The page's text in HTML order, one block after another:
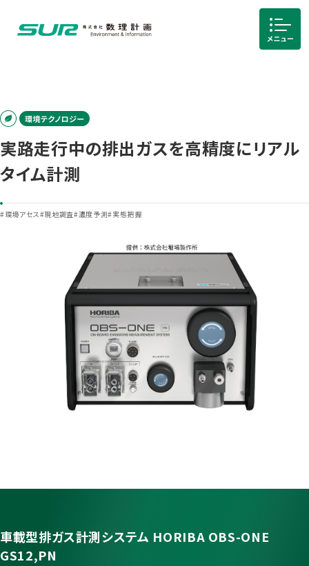
実路走行中の排出ガスを高精度にリアル
タイム計測
#環境アセス#現地調査#濃度予測#実態把握
車載型排ガス計測システム HORIBA OBS-ONE
GS12,PN